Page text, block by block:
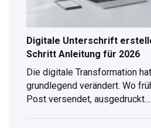
Digitale Unterschrift
Schritt Anleitung für 2026
Die digitale Transformation
grundlegend verändert. Wo
Post versendet, ausgedruckt…